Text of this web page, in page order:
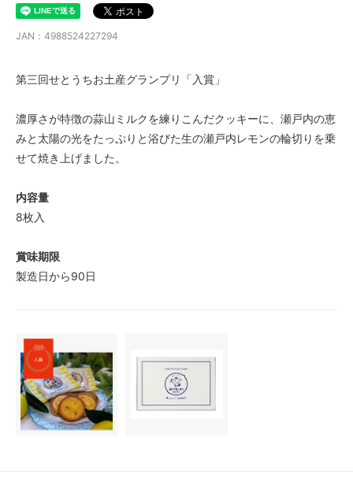
JAN：4988524227294
第三回せとうちお土産グランプリ「入賞」
濃厚さが特徴の蒜山ミルクを練りこんだクッキーに、瀬戸内の恵
みと太陽の光をたっぷりと浴びた生の瀬戸内レモンの輪切りを乗
せて焼き上げました。
内容量
8枚入
賞味期限
製造日から90日